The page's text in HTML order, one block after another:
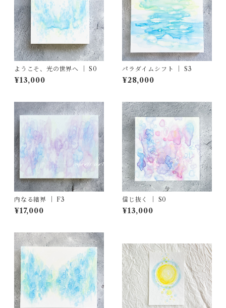
ようこそ、光の世界へ ｜ S0
¥13,000
パラダイムシフト ｜ S3
¥28,000
内なる結界 ｜ F3
¥17,000
信じ抜く ｜ S0
¥13,000